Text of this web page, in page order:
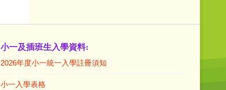
小一及插班生入學資料:
2026年度小一統一入學註冊須知
小一入學表格